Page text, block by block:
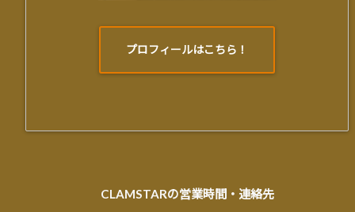
プロフィールはこちら！
CLAMSTARの営業時間・連絡先